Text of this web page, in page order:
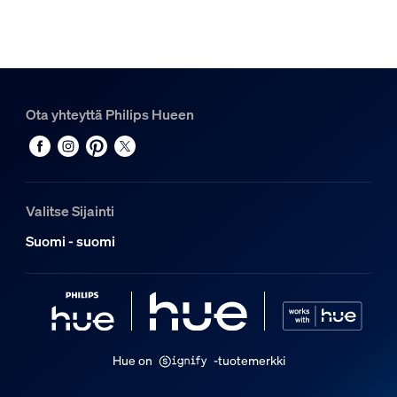
Keilakulma
40
≥80
Värilämpötila
Yleistä
Ota yhteyttä Philips Hueen
Valitse Sijainti
Suomi - suomi
Hue on -tuotemerkki